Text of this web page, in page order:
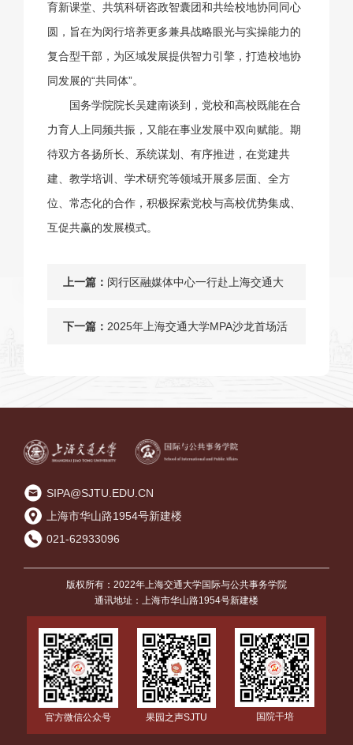
育新课堂、共筑科研咨政智囊团和共绘校地协同同心
圆，旨在为闵行培养更多兼具战略眼光与实操能力的
复合型干部，为区域发展提供智力引擎，打造校地协
同发展的“共同体”。
国务学院院长吴建南谈到，党校和高校既能在合
力育人上同频共振，又能在事业发展中双向赋能。期
待双方各扬所长、系统谋划、有序推进，在党建共
建、教学培训、学术研究等领域开展多层面、全方
位、常态化的合作，积极探索党校与高校优势集成、
互促共赢的发展模式。
上一篇： 闵行区融媒体中心一行赴上海交通大
学国际与公共事务学院开展调研交流
下一篇： 2025年上海交通大学MPA沙龙首场活
SIPA@SJTU.EDU.CN
上海市华山路1954号新建楼
021-62933096
版权所有：2022年上海交通大学国际与公共事务学院
通讯地址：上海市华山路1954号新建楼
官方微信公众号 果园之声SJTU 国院干培